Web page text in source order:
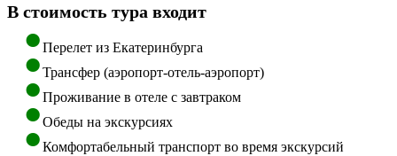
В стоимость тура входит
Перелет из Екатеринбурга
Трансфер (аэропорт-отель-аэропорт)
Проживание в отеле с завтраком
Обеды на экскурсиях
Комфортабельный транспорт во время экскурсий